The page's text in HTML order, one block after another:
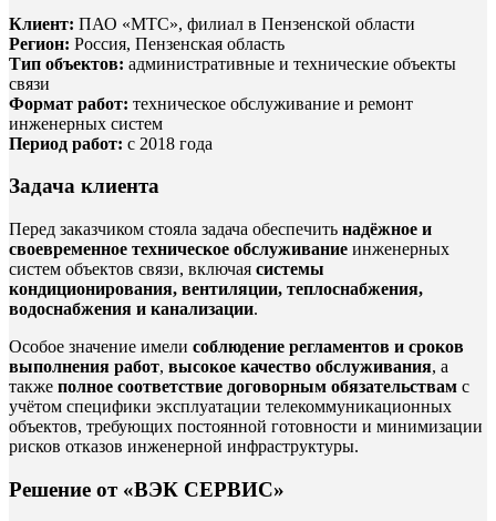
Клиент: ПАО «МТС», филиал в Пензенской области
Регион: Россия, Пензенская область
Тип объектов: административные и технические объекты
связи
Формат работ: техническое обслуживание и ремонт
инженерных систем
Период работ: с 2018 года
Задача клиента
Перед заказчиком стояла задача обеспечить надёжное и
своевременное техническое обслуживание инженерных
систем объектов связи, включая системы
кондиционирования, вентиляции, теплоснабжения,
водоснабжения и канализации.
Особое значение имели соблюдение регламентов и сроков
выполнения работ, высокое качество обслуживания, а
также полное соответствие договорным обязательствам с
учётом специфики эксплуатации телекоммуникационных
объектов, требующих постоянной готовности и минимизации
рисков отказов инженерной инфраструктуры.
Решение от «ВЭК СЕРВИС»